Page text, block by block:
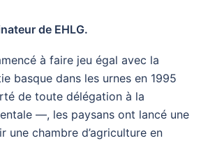
de EHLG.
à faire jeu égal avec la
basque dans les urnes en 1995
de toute délégation à la
—, les paysans ont lancé une
une chambre d’agriculture en